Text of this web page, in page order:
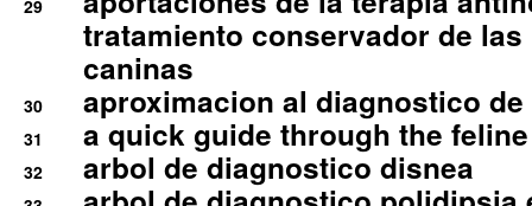
29
tratamiento conservador de
caninas
30 aproximacion al diagnostico
31 a quick guide through the
32 arbol de diagnostico disnea